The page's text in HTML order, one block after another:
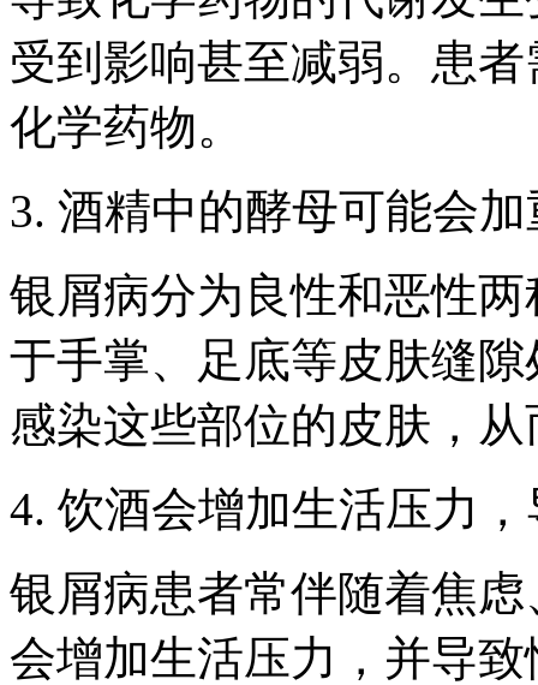
受到影响甚至减弱。患
化学药物。
3. 酒精中的酵母可能会
银屑病分为良性和恶性
于手掌、足底等皮肤缝
感染这些部位的皮肤，
4. 饮酒会增加生活压力
银屑病患者常伴随着焦
会增加生活压力，并导